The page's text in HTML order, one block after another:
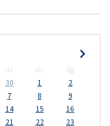
dv ds
dg
30 1
2
7 8
9
14 15
16
21 22
23